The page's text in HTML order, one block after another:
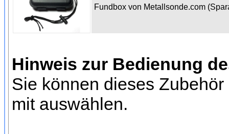
Fundbox von Metallsonde.com
Hinweis zur Bedienung
Sie können dieses
mit auswählen.